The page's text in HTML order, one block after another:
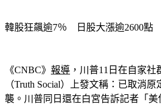
《CNBC》報導
，川普11日在自家
（Truth Social）上發文稱：已取消